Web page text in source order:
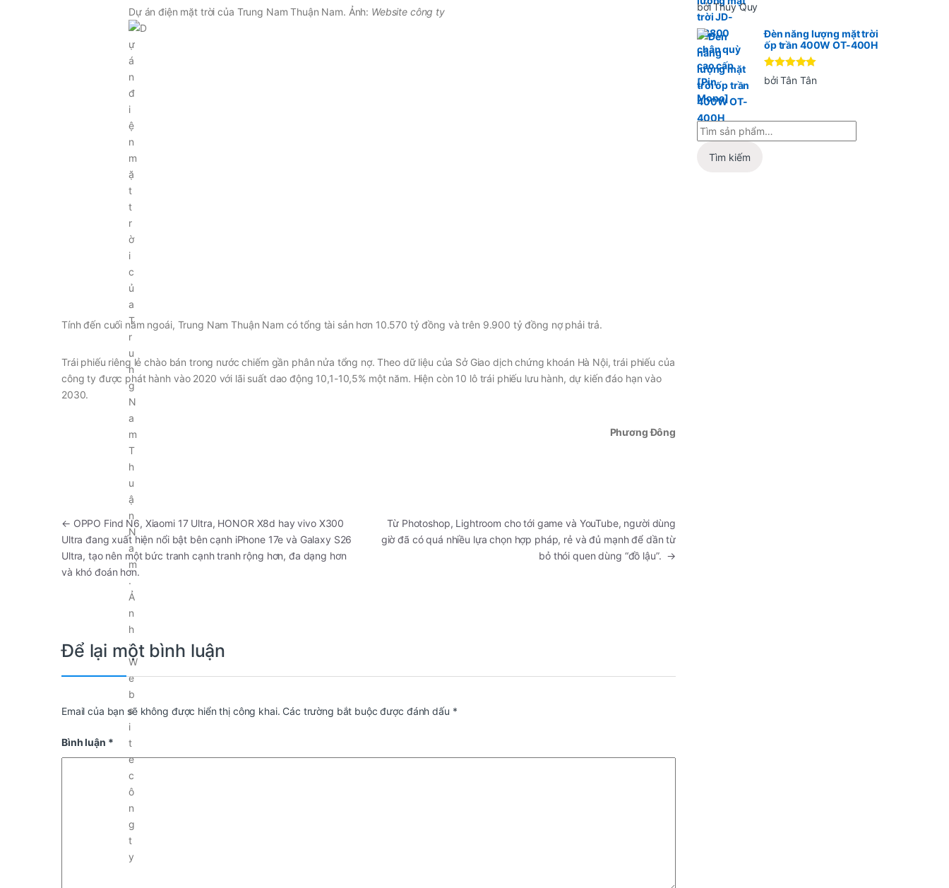
Dự án điện mặt trời của Trung Nam Thuận Nam. Ảnh: Website công ty
Tính đến cuối năm ngoái, Trung Nam Thuận Nam có tổng tài sản hơn 10.570 tỷ đồng và trên 9.900 tỷ đồng nợ phải trả.
Trái phiếu riêng lẻ chào bán trong nước chiếm gần phân nửa tổng nợ. Theo dữ liệu của Sở Giao dịch chứng khoán Hà Nội, trái phiếu của
công ty được phát hành vào 2020 với lãi suất dao động 10,1-10,5% một năm. Hiện còn 10 lô trái phiếu lưu hành, dự kiến đáo hạn vào
2030.
Phương Đông
← OPPO Find N6, Xiaomi 17 Ultra, HONOR X8d hay vivo X300
Ultra đang xuất hiện nổi bật bên cạnh iPhone 17e và Galaxy S26
Ultra, tạo nên một bức tranh cạnh tranh rộng hơn, đa dạng hơn
và khó đoán hơn.
Từ Photoshop, Lightroom cho tới game và YouTube, người dùng
giờ đã có quá nhiều lựa chọn hợp pháp, rẻ và đủ mạnh để dần từ
bỏ thói quen dùng “đồ lậu”. →
Để lại một bình luận
Email của bạn sẽ không được hiển thị công khai. Các trường bắt buộc được đánh dấu *
Bình luận *
bởi Thúy Quy
Đèn năng lượng mặt trời
ốp trần 400W OT-400H
Được xếp
hạng 55
bởi Tân Tân
Tìm kiếm